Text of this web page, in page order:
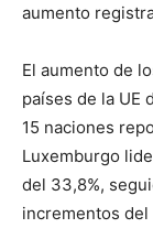
aumento
El aumento de
países de la UE
15 naciones
Luxemburgo
del 33,8%,
incrementos del